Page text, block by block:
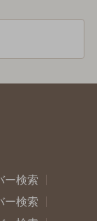
ー検索
ー検索